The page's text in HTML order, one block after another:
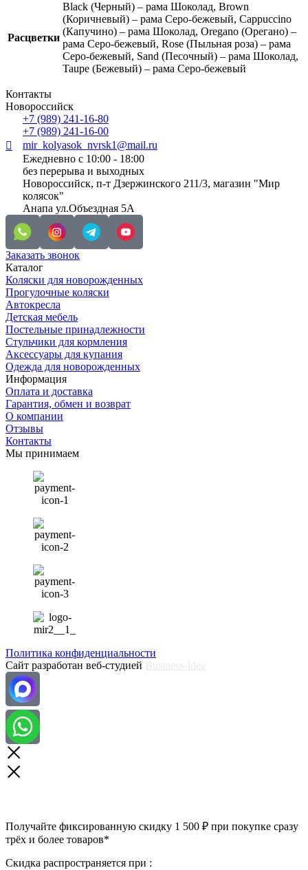
Расцветки
Black (Черный) – рама Шоколад, Brown
(Коричневый) – рама Серо-бежевый, Cappuccino
(Капучино) – рама Шоколад, Oregano (Орегано) –
рама Серо-бежевый, Rose (Пыльная роза) – рама
Серо-бежевый, Sand (Песочный) – рама Шоколад,
Taupe (Бежевый) – рама Серо-бежевый
Контакты
Новороссийск
+7 (989) 241-16-80
+7 (989) 241-16-00
mir_kolyasok_nvrsk1@mail.ru
Ежедневно с 10:00 - 18:00
без перерыва и выходных
Новороссийск, п-т Дзержинского 211/3, магазин "Мир
колясок"
Анапа ул.Объездная 5А
Заказать звонок
Каталог
Коляски для новорожденных
Прогулочные коляски
Автокресла
Детская мебель
Постельные принадлежности
Стульчики для кормления
Аксессуары для купания
Одежда для новорожденных
Информация
Оплата и доставка
Гарантия, обмен и возврат
О компании
Отзывы
Контакты
Мы принимаем
Политика конфиденциальности
Сайт разработан веб-студией
Получайте фиксированную скидку 1 500 ₽ при покупке сразу
трёх и более товаров*
Скидка распространяется при :